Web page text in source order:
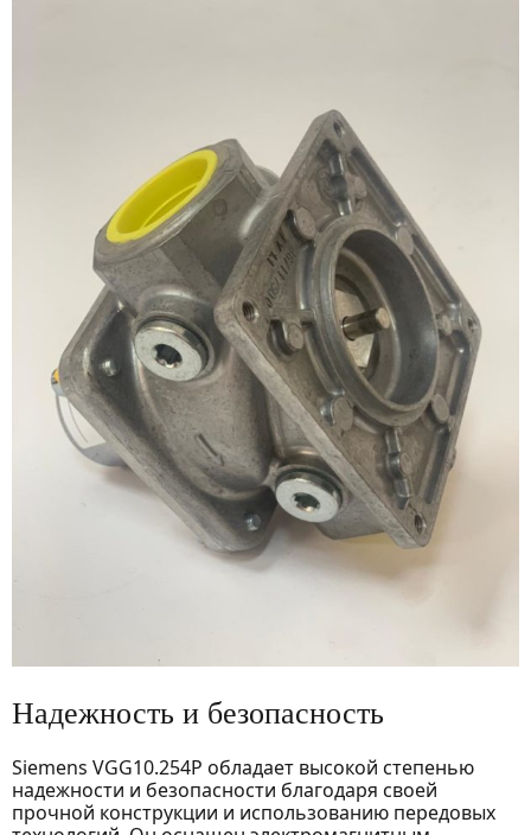
Надежность и безопасность
Siemens VGG10.254P обладает высокой степенью
надежности и безопасности благодаря своей
прочной конструкции и использованию передовых